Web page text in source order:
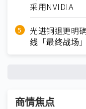
采用NVIDIA
光进铜退更明
线「最终战场」
商情焦点